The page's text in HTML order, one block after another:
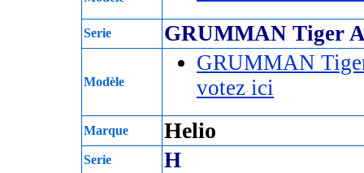
Serie GRUMMAN Tiger
Modèle
GRUMMAN
votez ici
Marque Helio
Serie H